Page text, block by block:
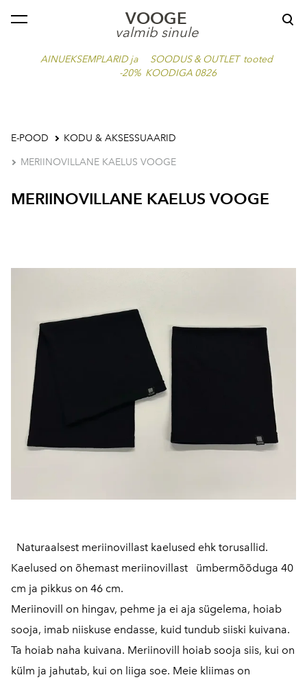
VOOGE
valmib sinule
AINUEKSEMPLARID ja SOODUS & OUTLET tooted
-20% KOODIGA 0826
lisati ostukorvi. Vaata ostukorvi
E-POOD KODU & AKSESSUAARID
MERIINOVILLANE KAELUS VOOGE
MERIINOVILLANE KAELUS VOOGE
Naturaalsest meriinovillast kaelused ehk torusallid.
Kaelused on õhemast meriinovillast ümbermõõduga 40
cm ja pikkus on 46 cm.
Meriinovill on hingav, pehme ja ei aja sügelema, hoiab
sooja, imab niiskuse endasse, kuid tundub siiski kuivana.
Ta hoiab naha kuivana. Meriinovill hoiab sooja siis, kui on
külm ja jahutab, kui on liiga soe. Meie kliimas on